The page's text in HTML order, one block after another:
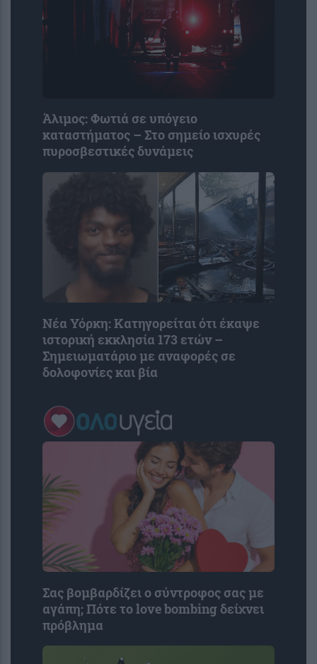
Άλιμος: Φωτιά σε υπόγειο
καταστήματος – Στο σημείο ισχυρές
πυροσβεστικές δυνάμεις
Νέα Υόρκη: Κατηγορείται ότι έκαψε
ιστορική εκκλησία 173 ετών –
Σημειωματάριο με αναφορές σε
δολοφονίες και βία
Σας βομβαρδίζει ο σύντροφος σας με
αγάπη; Πότε το love bombing δείχνει
πρόβλημα